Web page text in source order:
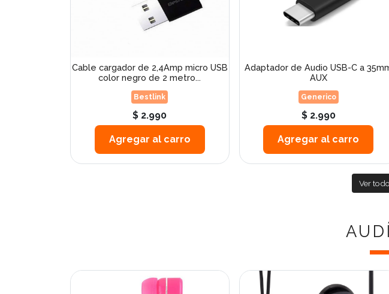
Cable cargador de 2,4Amp micro USB
color negro de 2 metro...
Bestlink
$ 2.990
Agregar al carro
Adaptador de Audio USB-C a
AUX
Generico
$ 2.990
Agregar al carro
Ver